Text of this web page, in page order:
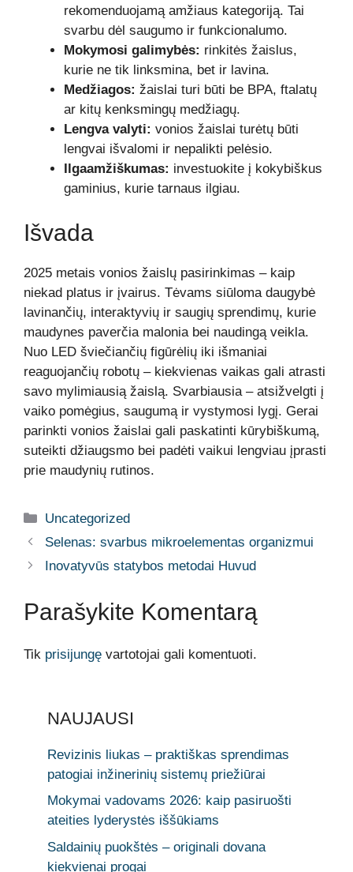
rekomenduojamą amžiaus kategoriją. Tai
svarbu dėl saugumo ir funkcionalumo.
Mokymosi galimybės: rinkitės žaislus,
kurie ne tik linksmina, bet ir lavina.
Medžiagos: žaislai turi būti be BPA, ftalatų
ar kitų kenksmingų medžiagų.
Lengva valyti: vonios žaislai turėtų būti
lengvai išvalomi ir nepalikti pelėsio.
Ilgaamžiškumas: investuokite į kokybiškus
gaminius, kurie tarnaus ilgiau.
Išvada
2025 metais vonios žaislų pasirinkimas – kaip
niekad platus ir įvairus. Tėvams siūloma daugybė
lavinančių, interaktyvių ir saugių sprendimų, kurie
maudynes paverčia malonia bei naudingą veikla.
Nuo LED šviečiančių figūrėlių iki išmaniai
reaguojančių robotų – kiekvienas vaikas gali atrasti
savo mylimiausią žaislą. Svarbiausia – atsižvelgti į
vaiko pomėgius, saugumą ir vystymosi lygį. Gerai
parinkti vonios žaislai gali paskatinti kūrybiškumą,
suteikti džiaugsmo bei padėti vaikui lengviau įprasti
prie maudynių rutinos.
Kategorijos
Uncategorized
Selenas: svarbus mikroelementas organizmui
Inovatyvūs statybos metodai Huvud
Parašykite Komentarą
Tik prisijungę vartotojai gali komentuoti.
NAUJAUSI
Revizinis liukas – praktiškas sprendimas
patogiai inžinerinių sistemų priežiūrai
Mokymai vadovams 2026: kaip pasiruošti
ateities lyderystės iššūkiams
Saldainių puokštės – originali dovana
kiekvienai progai